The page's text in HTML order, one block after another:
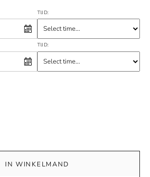
TIJD:
TIJD:
IN WINKELMAND